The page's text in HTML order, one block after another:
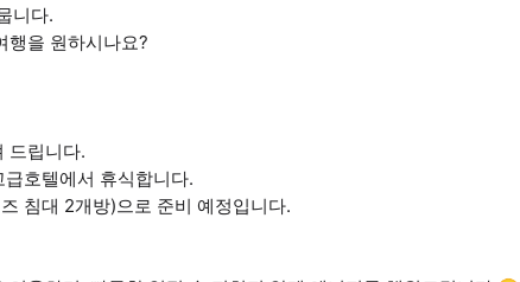
니다.
행을 원하시나요?
드립니다.
호텔에서 휴식합니다.
침대 2개방)으로 준비 예정입니다.